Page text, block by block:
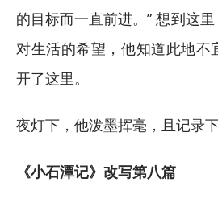
的目标而一直前进。” 想到这
对生活的希望，他知道此地不
开了这里。
夜灯下，他泼墨挥毫，且记录
《小石潭记》改写第八篇